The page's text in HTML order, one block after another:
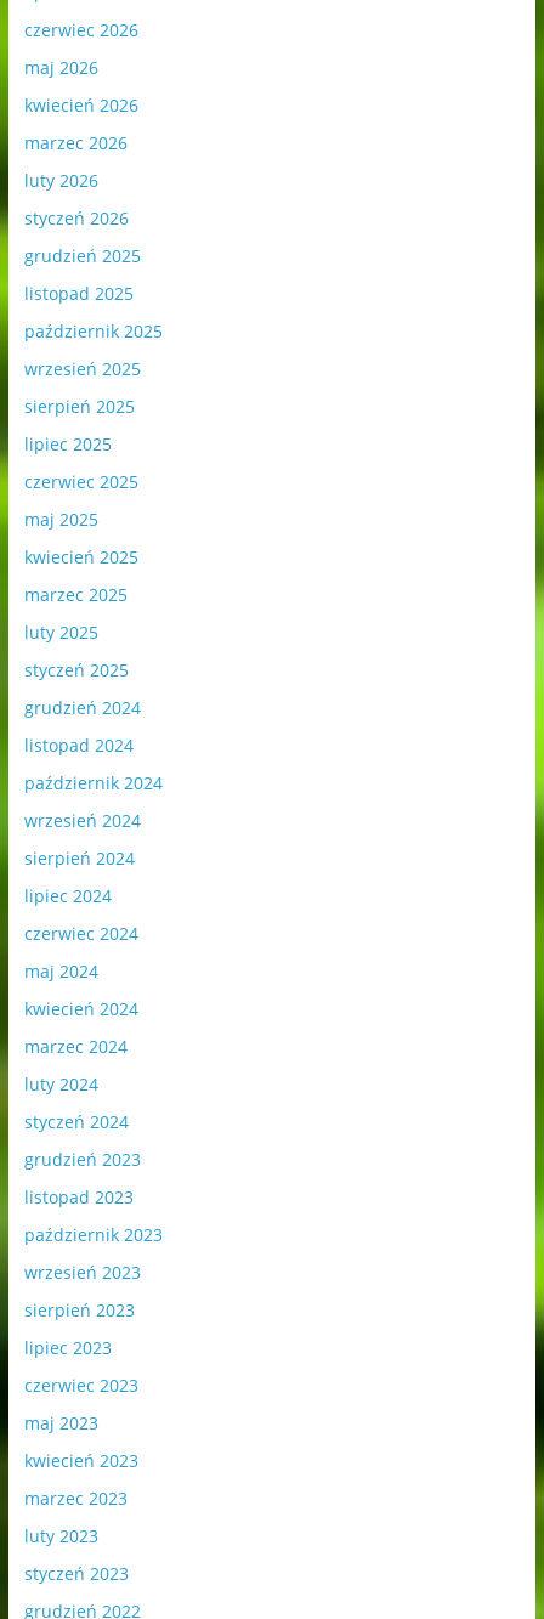
czerwiec 2026
maj 2026
kwiecień 2026
marzec 2026
luty 2026
styczeń 2026
grudzień 2025
listopad 2025
październik 2025
wrzesień 2025
sierpień 2025
lipiec 2025
czerwiec 2025
maj 2025
kwiecień 2025
marzec 2025
luty 2025
styczeń 2025
grudzień 2024
listopad 2024
październik 2024
wrzesień 2024
sierpień 2024
lipiec 2024
czerwiec 2024
maj 2024
kwiecień 2024
marzec 2024
luty 2024
styczeń 2024
grudzień 2023
listopad 2023
październik 2023
wrzesień 2023
sierpień 2023
lipiec 2023
czerwiec 2023
maj 2023
kwiecień 2023
marzec 2023
luty 2023
styczeń 2023
grudzień 2022